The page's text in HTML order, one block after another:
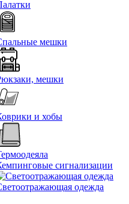
мешки
мешки
и хобы
сигнализации
одежда